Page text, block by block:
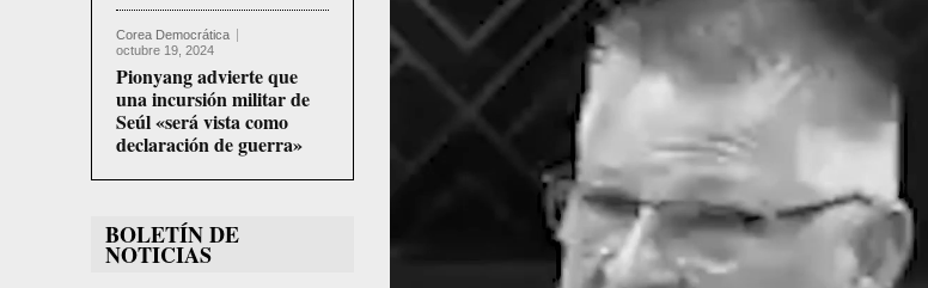
Corea Democrática
octubre 19, 2024
Pionyang advierte que
una incursión militar de
Seúl «será vista como
declaración de guerra»
BOLETÍN DE
NOTICIAS
c
t